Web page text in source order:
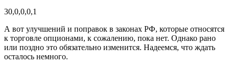
30,0,0,0,1
А вот улучшений и поправок в законах РФ, которые относятся
к торговле опционами, к сожалению, пока нет. Однако рано
или поздно это обязательно изменится. Надеемся, что ждать
осталось немного.